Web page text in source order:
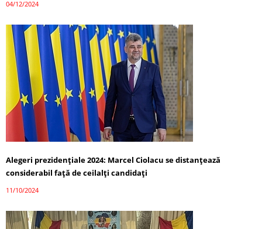
04/12/2024
Alegeri prezidențiale 2024: Marcel Ciolacu se distanțează
considerabil față de ceilalți candidați
11/10/2024